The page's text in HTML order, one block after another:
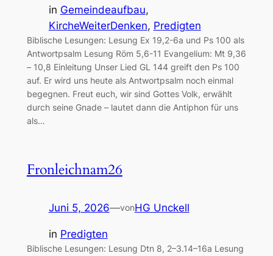
in Gemeindeaufbau
KircheWeiterDenken, Predigten
Biblische Lesungen: Lesung Ex 19,2-6a und Ps 100 als
Antwortpsalm Lesung Röm 5,6-11 Evangelium: Mt 9,36
– 10,8 Einleitung Unser Lied GL 144 greift den Ps 100
auf. Er wird uns heute als Antwortpsalm noch einmal
begegnen. Freut euch, wir sind Gottes Volk, erwählt
durch seine Gnade – lautet dann die Antiphon für uns
als…
Fronleichnam26
Juni 5, 2026—vonHG Unckell
in Predigten
Biblische Lesungen: Lesung Dtn 8, 2–3.14–16a Lesung